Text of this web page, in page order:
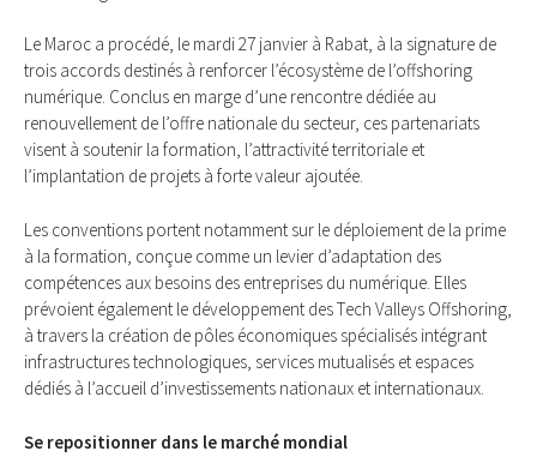
Le Maroc a procédé, le mardi 27 janvier à Rabat, à la signature de
trois accords destinés à renforcer l’écosystème de l’offshoring
numérique. Conclus en marge d’une rencontre dédiée au
renouvellement de l’offre nationale du secteur, ces partenariats
visent à soutenir la formation, l’attractivité territoriale et
l’implantation de projets à forte valeur ajoutée.
Les conventions portent notamment sur le déploiement de la prime
à la formation, conçue comme un levier d’adaptation des
compétences aux besoins des entreprises du numérique. Elles
prévoient également le développement des Tech Valleys Offshoring,
à travers la création de pôles économiques spécialisés intégrant
infrastructures technologiques, services mutualisés et espaces
dédiés à l’accueil d’investissements nationaux et internationaux.
Se repositionner dans le marché mondial